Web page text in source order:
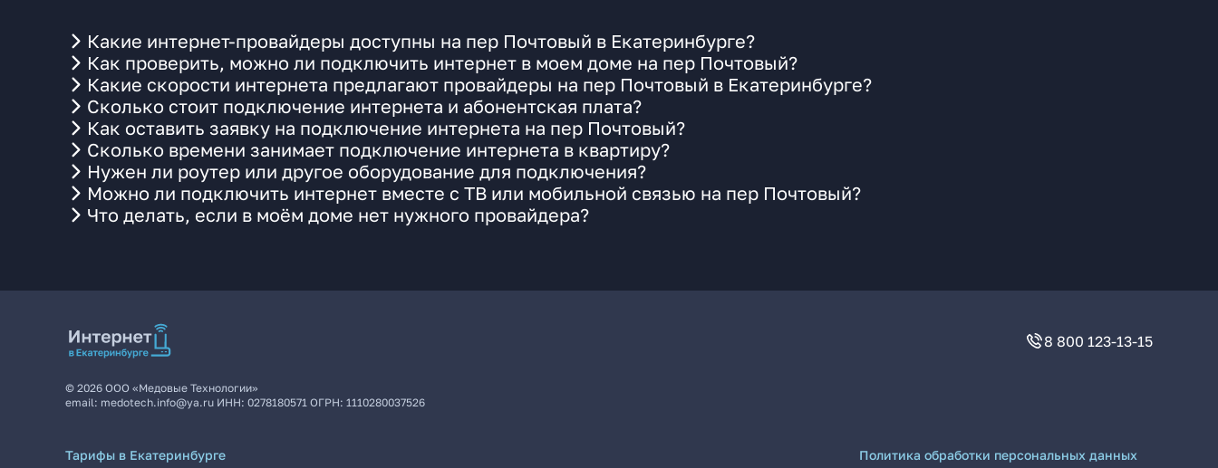
Какие интернет-провайдеры доступны на пер Почтовый в Екатеринбурге?
Как проверить, можно ли подключить интернет в моем доме на пер Почтовый?
Какие скорости интернета предлагают провайдеры на пер Почтовый в Екатеринбурге?
Сколько стоит подключение интернета и абонентская плата?
Как оставить заявку на подключение интернета на пер Почтовый?
Сколько времени занимает подключение интернета в квартиру?
Нужен ли роутер или другое оборудование для подключения?
Можно ли подключить интернет вместе с ТВ или мобильной связью на пер Почтовый?
Что делать, если в моём доме нет нужного провайдера?
8 800 123-13-15
© 2026 ООО «Медовые Технологии»
email: medotech.info@ya.ru ИНН: 0278180571 ОГРН: 1110280037526
Тарифы в Екатеринбурге
Политика обработки персональных данных